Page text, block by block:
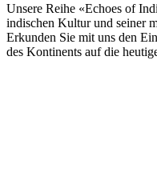
Unsere Reihe «Echoes of
indischen Kultur und seiner
Erkunden Sie mit uns den
des Kontinents auf die